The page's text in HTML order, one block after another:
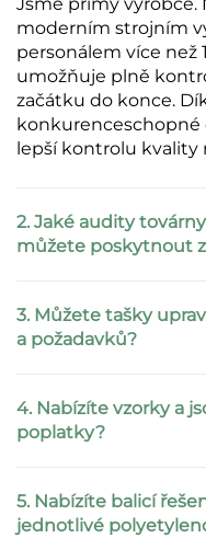
moderním strojním
personálem více než
umožňuje plně
začátku do konce.
konkurenceschopné
lepší kontrolu kvality
2. Jaké audity
můžete poskytnout
3. Můžete tašky
a požadavků?
4. Nabízíte vzorky a
poplatky?
5. Nabízíte balicí
jednotlivé